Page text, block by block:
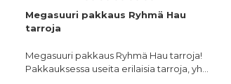
Megasuuri pakkaus Ryhmä Hau
tarroja
Megasuuri pakkaus Ryhmä Hau tarroja!
Pakkauksessa useita erilaisia tarroja, yh…